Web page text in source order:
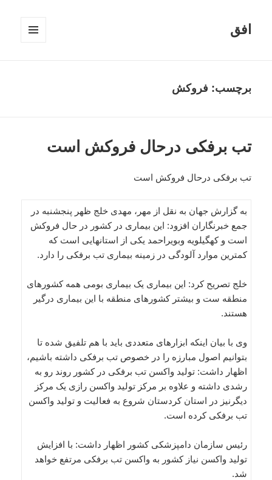
افق
برچسب: فروکش
تب برفکی درحال فروکش است
تب برفکی درحال فروکش است
به گزارش جهان به نقل از مهر، مهدی خلج ظهر پنجشنبه در
جمع خبرنگاران افزود: این بیماری در کشور در حال فروکش
است و کهگیلویه وبویراحمد یکی از استانهایی است که
کمترین موارد آلودگی در زمینه بیماری تب برفکی را دارد.
خلج تصریح کرد: این بیماری یک بیماری بومی همه کشورهای
منطقه ست و بیشتر کشورهای منطقه با این بیماری درگیر
هستند.
وی با بیان اینکه ابزارهای متعددی باید با هم تلفیق شده تا
بتوانیم اصول مبارزه را در خصوص تب برفکی داشته باشیم،
اظهار داشت: تولید واکسن تب برفکی در کشور روند رو به
رشدی داشته و علاوه بر مرکز تولید واکسن رازی یک مرکز
دیگرنیز در استان کردستان شروع به فعالیت و تولید واکسن
تب برفکی کرده است.
رئیس سازمان دامپزشکی کشور اظهار داشت: با افزایش
تولید واکسن نیاز کشور به واکسن تب برفکی مرتفع خواهد
شد.